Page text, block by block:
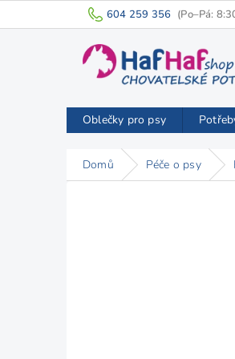
na
604 259 356
Oblečky pro psy
Domů Péče o psy